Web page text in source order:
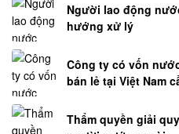
Người lao động
hướng xử lý
Công ty có vốn
bán lẻ tại Việt Nam
Thẩm quyền giải